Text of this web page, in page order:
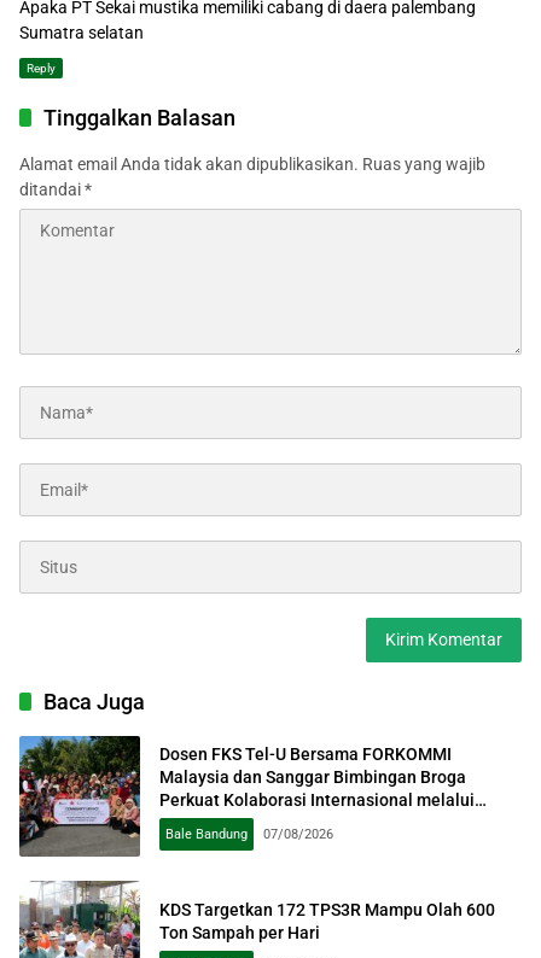
Apaka PT Sekai mustika memiliki cabang di daera palembang
Sumatra selatan
Reply
Tinggalkan Balasan
Alamat email Anda tidak akan dipublikasikan. Ruas yang wajib
ditandai*
Baca Juga
Dosen FKS Tel-U Bersama FORKOMMI
Malaysia dan Sanggar Bimbingan Broga
Perkuat Kolaborasi Internasional melalui
Pengabdian kepada Masyarakat
Bale Bandung 07/08/2026
KDS Targetkan 172 TPS3R Mampu Olah 600
Ton Sampah per Hari